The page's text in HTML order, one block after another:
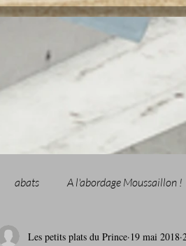
abats A l'abordage Moussaillon !
cocktails Boulangerie
Les petits plats du Prince 19 mai 2018